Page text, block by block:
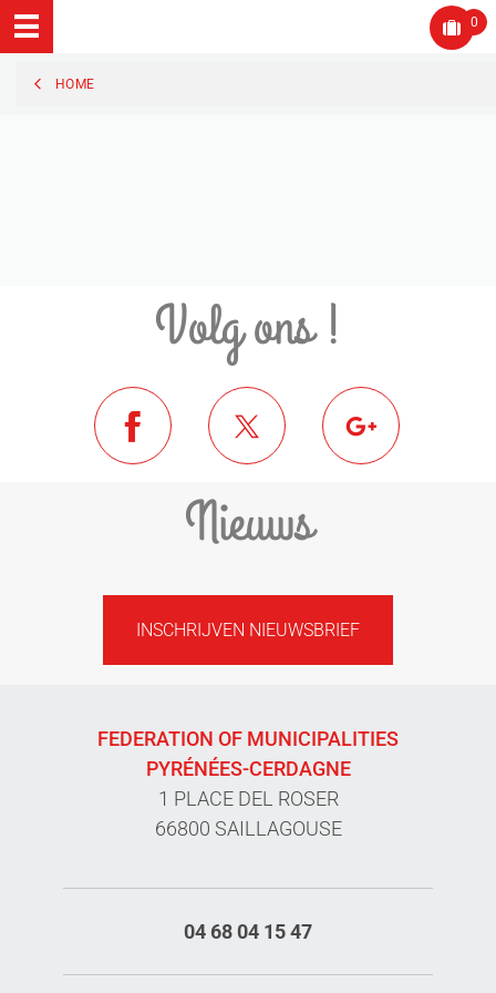
0
HOME
Volg ons !
Nieuws
INSCHRIJVEN NIEUWSBRIEF
FEDERATION OF MUNICIPALITIES
PYRÉNÉES-CERDAGNE
1 PLACE DEL ROSER
66800 SAILLAGOUSE
04 68 04 15 47